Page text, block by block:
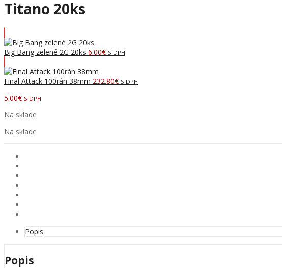
Titano 20ks
Big Bang zelené 2G 20ks 6.00€ S DPH
Final Attack 100rán 38mm 232.80€ S DPH
5.00€ S DPH
Na sklade
Na sklade
Popis
Popis